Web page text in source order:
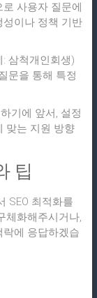
사용자 질문에
성이나 정책 기반
삼척개인회생)
문을 통해 특정
기에 앞서, 설정
맞는 지원 방향
팁
SEO 최적화를
체화해주시거나,
에 응답하겠습